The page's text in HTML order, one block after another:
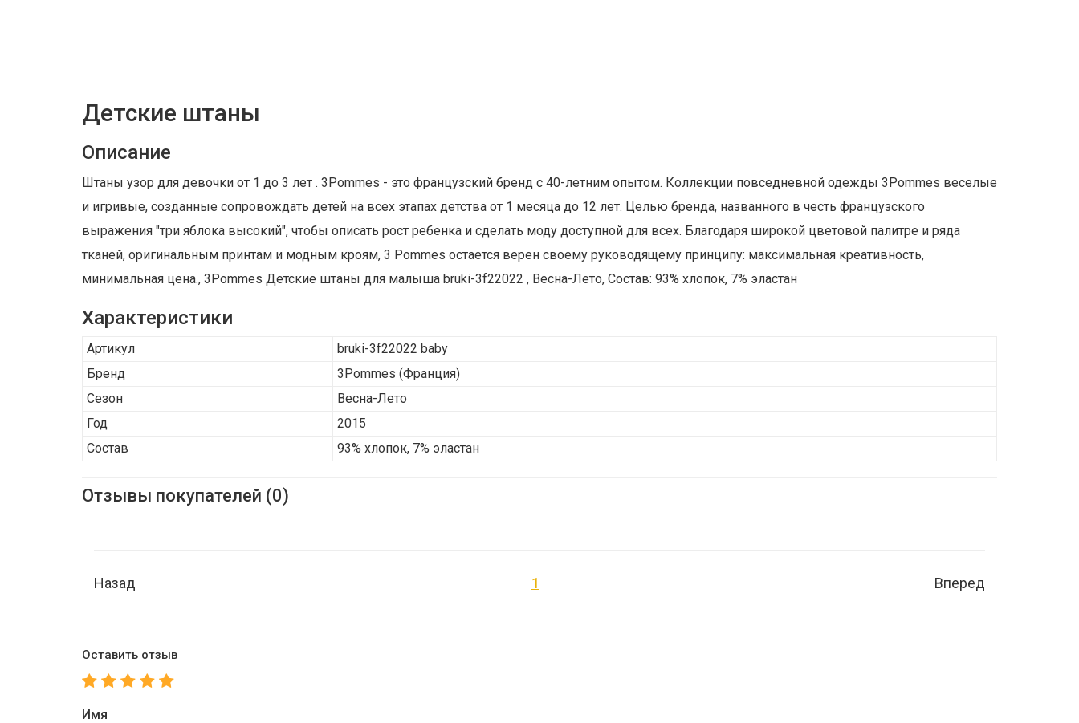
Детские штаны
Описание
Штаны узор для девочки от 1 до 3 лет . 3Pommes - это французский бренд с 40-летним опытом. Коллекции повседневной одежды 3Pommes веселые
и игривые, созданные сопровождать детей на всех этапах детства от 1 месяца до 12 лет. Целью бренда, названного в честь французского
выражения "три яблока высокий", чтобы описать рост ребенка и сделать моду доступной для всех. Благодаря широкой цветовой палитре и ряда
тканей, оригинальным принтам и модным кроям, 3 Pommes остается верен своему руководящему принципу: максимальная креативность,
минимальная цена., 3Pommes Детские штаны для малыша bruki-3f22022 , Весна-Лето, Состав: 93% хлопок, 7% эластан
Характеристики
Артикул
bruki-3f22022 baby
Бренд
3Pommes (Франция)
Сезон
Весна-Лето
Год
2015
Состав
93% хлопок, 7% эластан
Отзывы покупателей (0)
Назад 1 Вперед
Оставить отзыв
Имя